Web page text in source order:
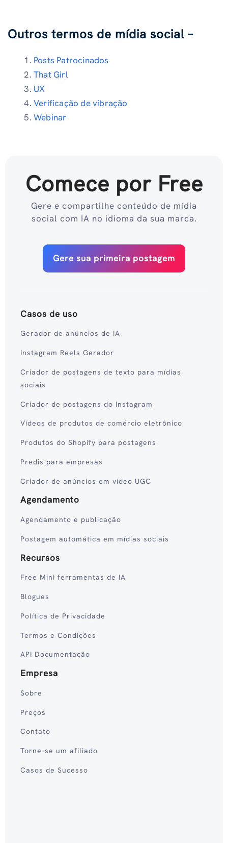
Outros termos de mídia social –
Posts Patrocinados
That Girl
UX
Verificação de vibração
Webinar
Comece por Free
Gere e compartilhe conteúdo de mídia
social com IA no idioma da sua marca.
Gere sua primeira postagem
Casos de uso
Gerador de anúncios de IA
Instagram Reels Gerador
Criador de postagens de texto para mídias
sociais
Criador de postagens do Instagram
Vídeos de produtos de comércio eletrônico
Produtos do Shopify para postagens
Predis para empresas
Criador de anúncios em vídeo UGC
Agendamento
Agendamento e publicação
Postagem automática em mídias sociais
Recursos
Free Mini ferramentas de IA
Blogues
Política de Privacidade
Termos e Condições
API Documentação
Empresa
Sobre
Preços
Contato
Torne-se um afiliado
Casos de Sucesso